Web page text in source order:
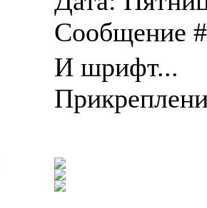
Сообщение
И шрифт...